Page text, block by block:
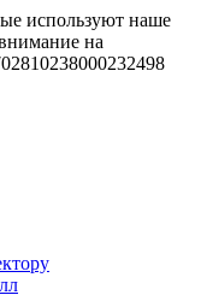
используют наше
на